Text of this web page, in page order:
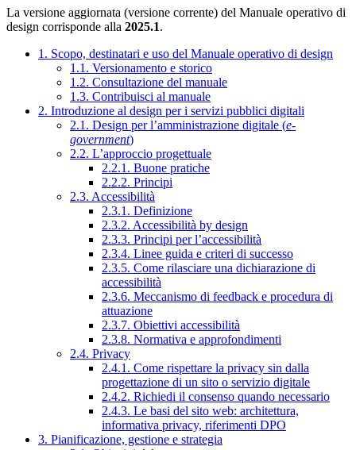
La versione aggiornata (versione corrente) del Manuale operativo di
design corrisponde alla 2025.1.
1. Scopo, destinatari e uso del Manuale operativo di design
1.1. Versionamento e storico
1.2. Consultazione del manuale
1.3. Contribuisci al manuale
2. Introduzione al design per i servizi pubblici digitali
2.1. Design per l’amministrazione digitale (e-
government)
2.2. L’approccio progettuale
2.2.1. Buone pratiche
2.2.2. Principi
2.3. Accessibilità
2.3.1. Definizione
2.3.2. Accessibilità by design
2.3.3. Principi per l’accessibilità
2.3.4. Linee guida e criteri di successo
2.3.5. Come rilasciare una dichiarazione di
accessibilità
2.3.6. Meccanismo di feedback e procedura di
attuazione
2.3.7. Obiettivi accessibilità
2.3.8. Normativa e approfondimenti
2.4. Privacy
2.4.1. Come rispettare la privacy sin dalla
progettazione di un sito o servizio digitale
2.4.2. Richiedi il consenso quando necessario
2.4.3. Le basi del sito web: architettura,
informativa privacy, riferimenti DPO
3. Pianificazione, gestione e strategia